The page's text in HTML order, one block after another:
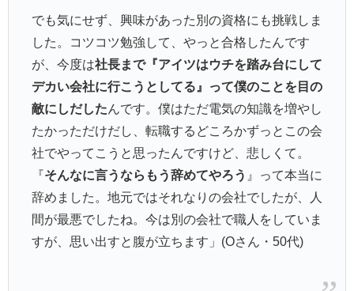
でも気にせず、興味があった別の資格にも挑戦しま
した。コツコツ勉強して、やっと合格したんです
が、今度は社長まで『アイツはウチを踏み台にして
デカい会社に行こうとしてる』って僕のことを目の
敵にしだしたんです。僕はただ電気の知識を増やし
たかっただけだし、転職するどころかずっとこの会
社でやってこうと思ったんですけど、悲しくて。
『そんなに言うならもう辞めてやろう 』って本当に
辞めました。地元ではそれなりの会社でしたが、人
間が最悪でしたね。今は別の会社で職人をしていま
すが、思い出すと腹が立ちます」(Oさん・50代)